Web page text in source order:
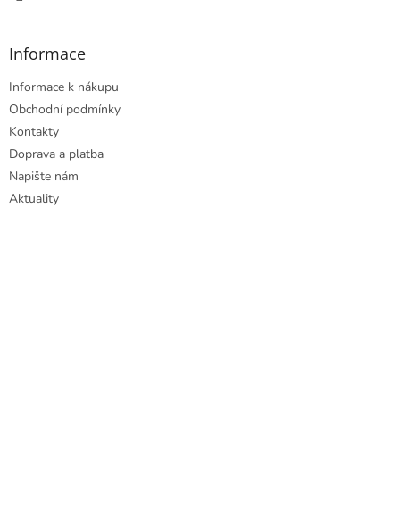
Informace
Informace k nákupu
Obchodní podmínky
Kontakty
Doprava a platba
Napište nám
Aktuality